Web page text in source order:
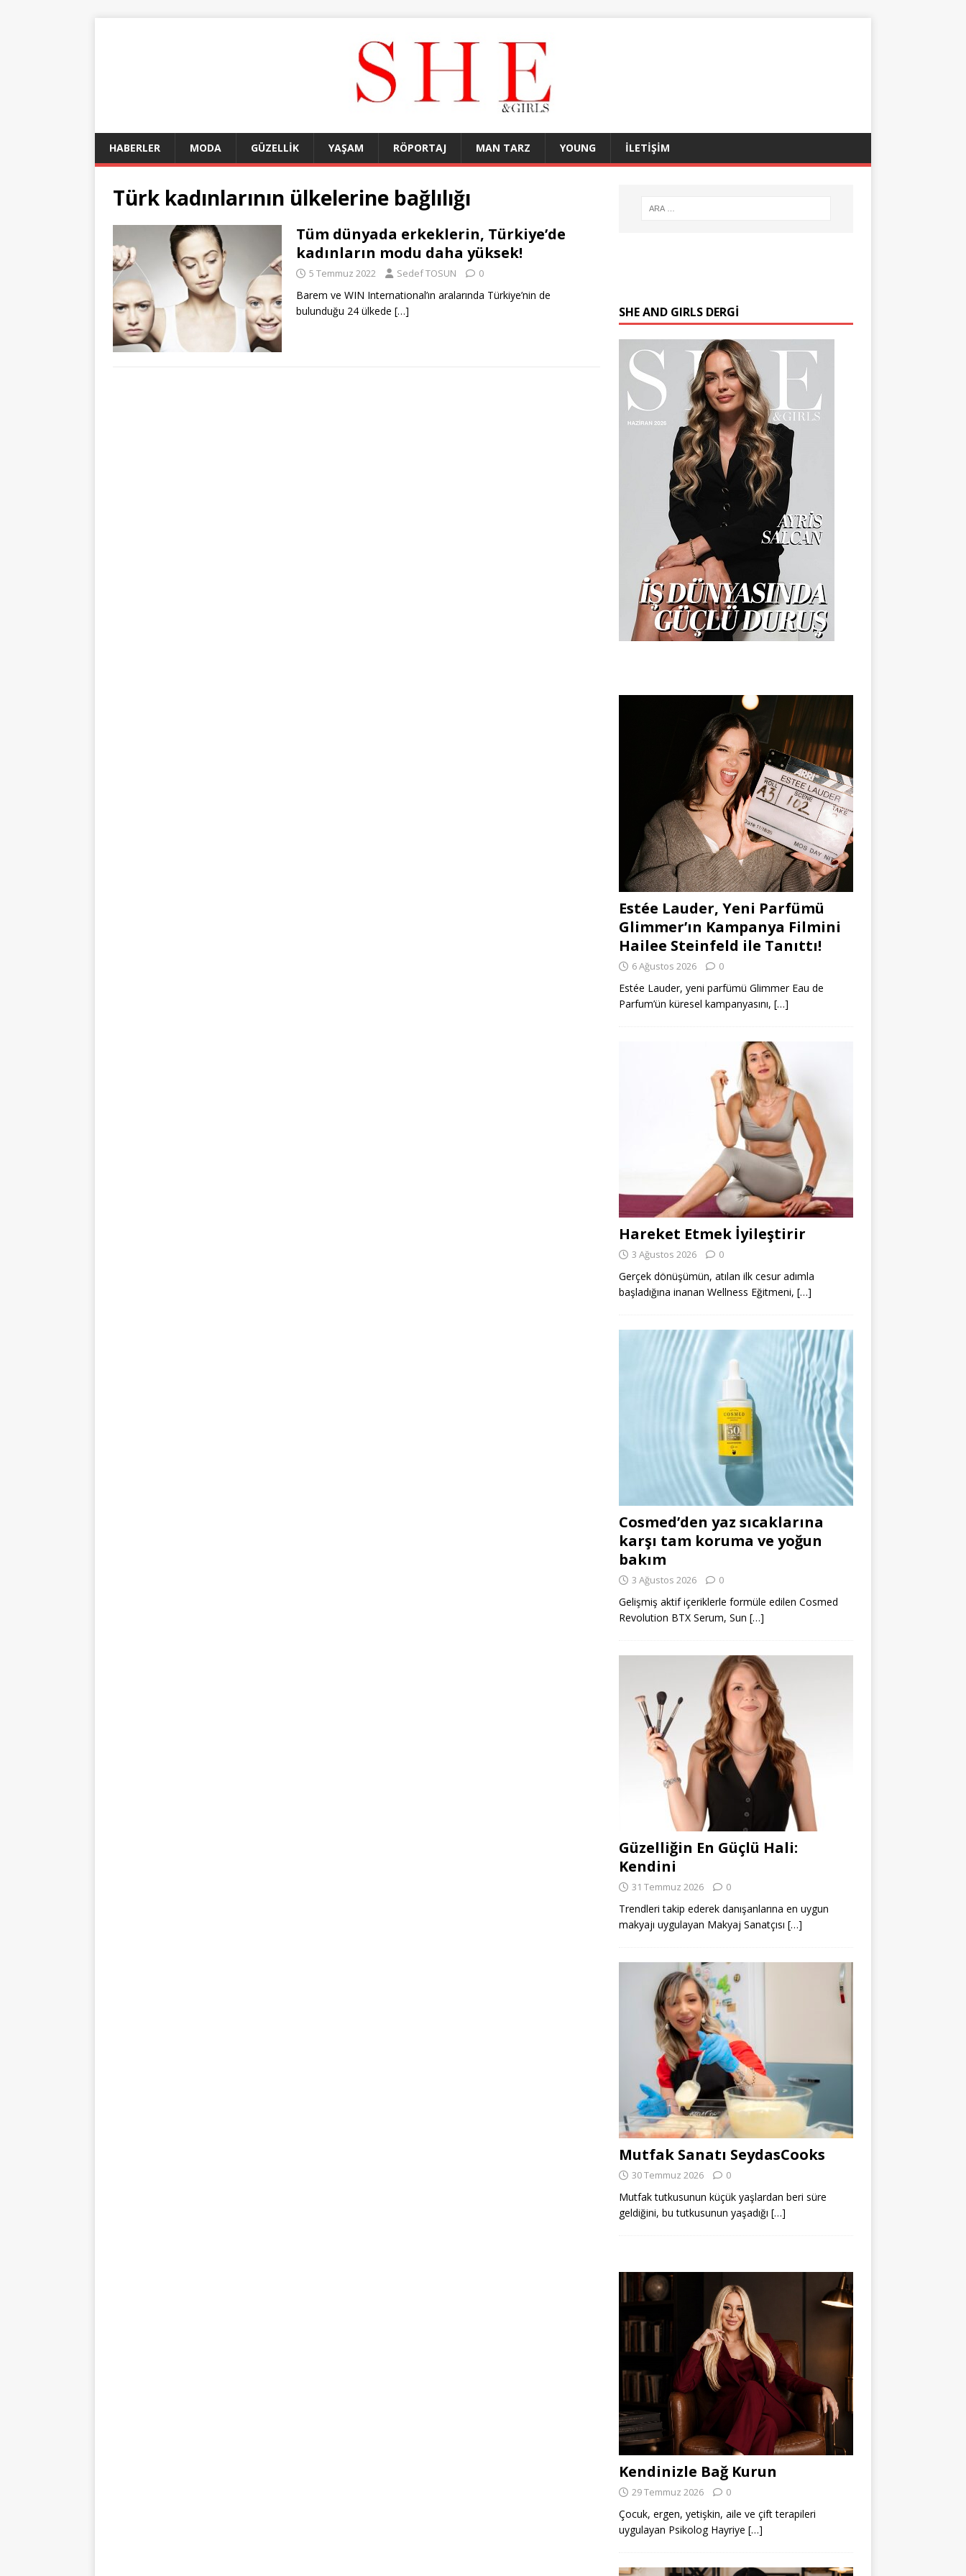
HABERLER MODA GÜZELLİK YAŞAM RÖPORTAJ MAN TARZ YOUNG İLETİŞİM
Türk kadınlarının ülkelerine bağlılığı
Tüm dünyada erkeklerin, Türkiye’de
kadınların modu daha yüksek!
5 Temmuz 2022 Sedef TOSUN 0
Barem ve WIN International’ın aralarında Türkiye’nin de
bulunduğu 24 ülkede […] SHE AND GIRLS DERGİ
Estée Lauder, Yeni Parfümü
Glimmer’ın Kampanya Filmini
Hailee Steinfeld ile Tanıttı!
6 Ağustos 2026 0
Estée Lauder, yeni parfümü Glimmer Eau de
Parfum’ün küresel kampanyasını, […]
Hareket Etmek İyileştirir
3 Ağustos 2026 0
Gerçek dönüşümün, atılan ilk cesur adımla
başladığına inanan Wellness Eğitmeni, […]
Cosmed’den yaz sıcaklarına
karşı tam koruma ve yoğun
bakım
3 Ağustos 2026 0
Gelişmiş aktif içeriklerle formüle edilen Cosmed
Revolution BTX Serum, Sun […]
Güzelliğin En Güçlü Hali:
Kendini
31 Temmuz 2026 0
Trendleri takip ederek danışanlarına en uygun
makyajı uygulayan Makyaj Sanatçısı […]
Mutfak Sanatı SeydasCooks
30 Temmuz 2026 0
Mutfak tutkusunun küçük yaşlardan beri süre
geldiğini, bu tutkusunun yaşadığı […]
Kendinizle Bağ Kurun
29 Temmuz 2026 0
Çocuk, ergen, yetişkin, aile ve çift terapileri
uygulayan Psikolog Hayriye […]